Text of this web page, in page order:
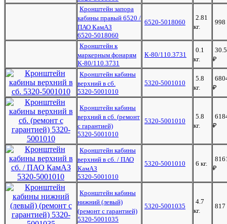
Кронштейн запора
кабины правый 6520 /
ПАО КамАЗ
6520-5018060
6520-5018060
2.81
кг.
998
Кронштейн к
маркерным фонарям
К-80/110.3731
К-80/110.3731
0.1
кг.
₽
Кронштейн кабины
верхний в сб.
5320-5001010
5320-5001010
5.8
кг.
₽
Кронштейн кабины
верхний в сб. (ремонт
с гарантией)
5320-5001010
5320-5001010
5.8
кг.
₽
Кронштейн кабины
верхний в сб. / ПАО
КамАЗ
5320-5001010
5320-5001010 6 кг.
₽
Кронштейн кабины
нижний (левый)
(ремонт с гарантией)
5320-5001035
5320-5001035
4.7
кг.
817